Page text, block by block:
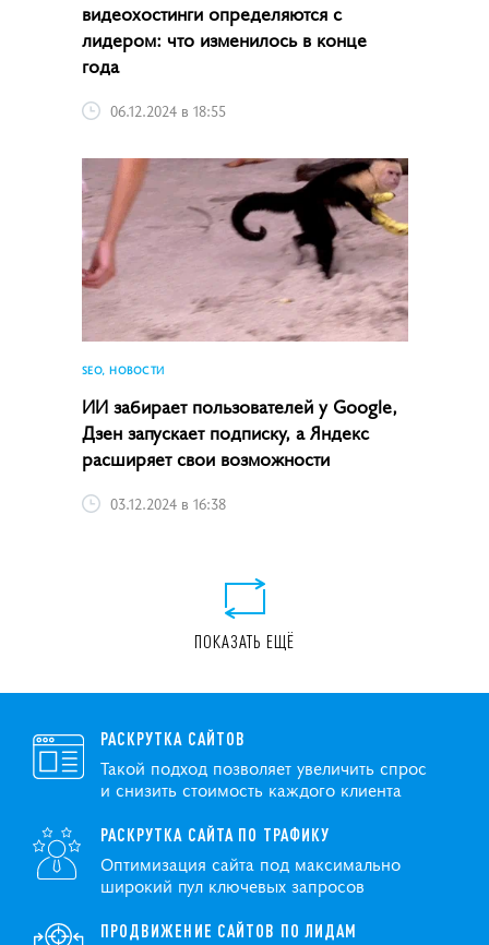
видеохостинги определяются с
лидером: что изменилось в конце
года
06.12.2024 в 18:55
SEO, НОВОСТИ
ИИ забирает пользователей у Google,
Дзен запускает подписку, а Яндекс
расширяет свои возможности
03.12.2024 в 16:38
ПОКАЗАТЬ ЕЩЁ
РАСКРУТКА САЙТОВ
Такой подход позволяет увеличить спрос
и снизить стоимость каждого клиента
РАСКРУТКА САЙТА ПО ТРАФИКУ
Оптимизация сайта под максимально
широкий пул ключевых запросов
ПРОДВИЖЕНИЕ САЙТОВ ПО ЛИДАМ